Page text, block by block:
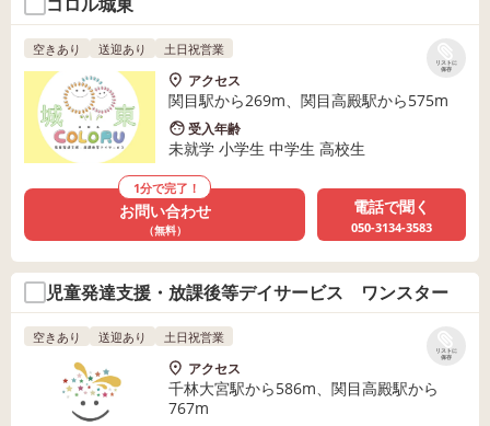
リストに
保存
空きあり 送迎あり 土日祝営業
アクセス
関目駅から269m、関目高殿駅から575m
受入年齢
未就学 小学生 中学生 高校生
1分で完了！
お問い合わせ
（無料）
電話で聞く
050-3134-3583
児童発達支援・放課後等デイサービス ワンスター
リストに
保存
空きあり 送迎あり 土日祝営業
アクセス
千林大宮駅から586m、関目高殿駅から
767m